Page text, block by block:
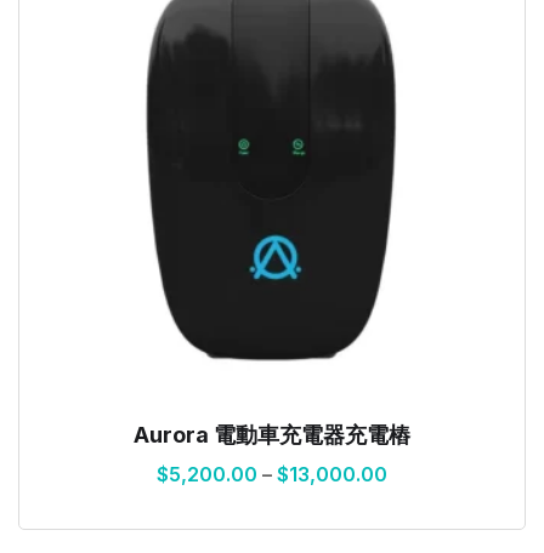
Aurora 電動車充電器充電樁
$5,200.00 – $13,000.00